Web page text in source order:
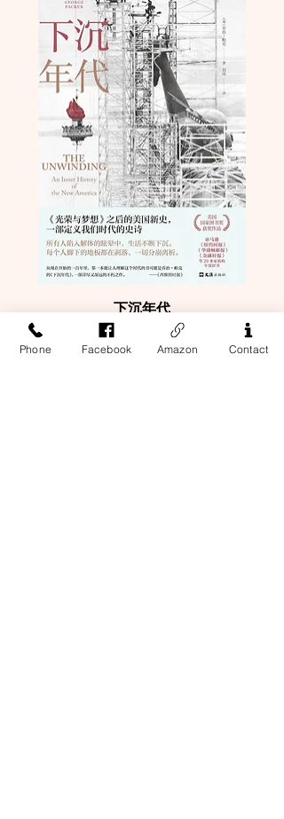
下沉年代
Price
$54.00
Phone Facebook Amazon Contact